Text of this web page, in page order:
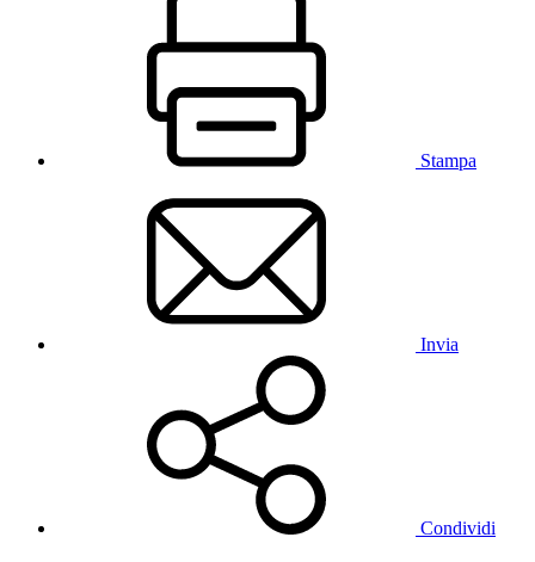
Stampa
Invia
Condividi